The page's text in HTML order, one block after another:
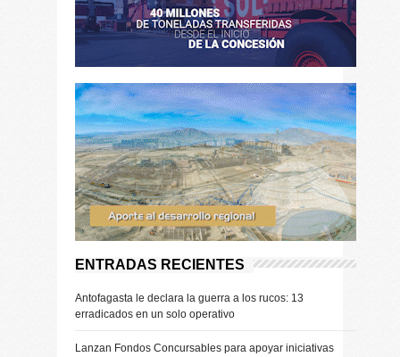
ENTRADAS RECIENTES
Antofagasta le declara la guerra a los rucos: 13
erradicados en un solo operativo
Lanzan Fondos Concursables para apoyar iniciativas